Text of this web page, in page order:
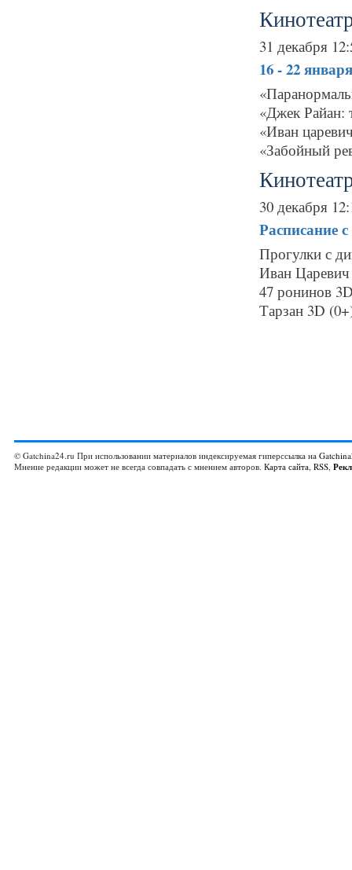
31 декабря
16 - 22
«Джек Райан:
«Иван
«Забойный
30 декабря
Расписание
Прогулки с
Иван
47 ронинов
Тарзан 3D
© Gatchina24.ru При использовании материалов индексируемая гиперссылка на
Мнение редакции может не всегда совпадать с мнением авторов. Карта сайта, RSS,